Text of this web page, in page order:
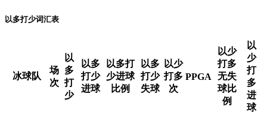
以多打少词汇表
冰球队
场
次
以
多
打
少
以多
打少
进球
以多打
少进球
比例
以多
打少
失球
以少
打多
次
PPGA
以少
打多
无失
球比
例
以
少
打
多
进
球